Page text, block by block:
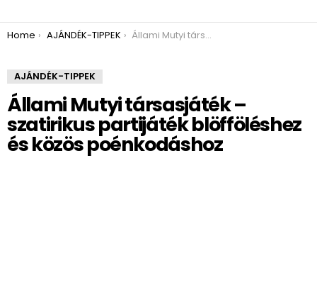
You are here:
Home AJÁNDÉK-TIPPEK Állami Mutyi társasjáték – szatirikus partijáték blöfföléshez és közös poénkodáshoz
AJÁNDÉK-TIPPEK
Állami Mutyi társasjáték –
szatirikus partijáték blöfföléshez
és közös poénkodáshoz